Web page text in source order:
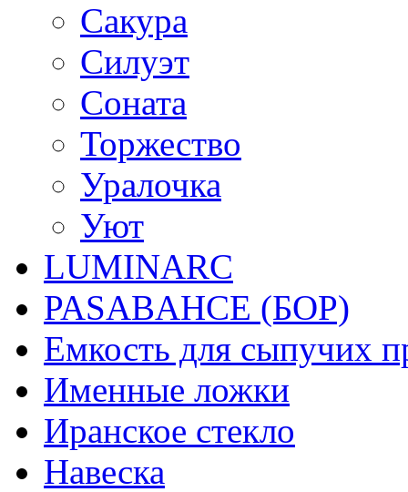
Сакура
Силуэт
Соната
Торжество
Уралочка
Уют
LUMINARC
PASABAHCE (БОР)
Емкость для сыпучих
Именные ложки
Иранское стекло
Навеска